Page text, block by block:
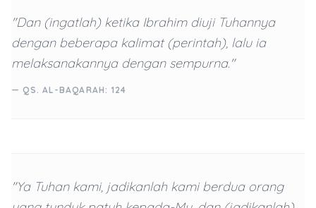
"Dan (ingatlah) ketika Ibrahim diuji Tuhannya
dengan beberapa kalimat (perintah), lalu ia
melaksanakannya dengan sempurna."
— QS. AL-BAQARAH: 124
"Ya Tuhan kami, jadikanlah kami berdua orang